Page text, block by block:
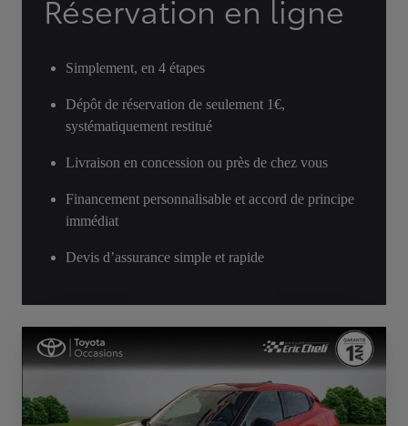
Réservation en ligne
Simplement, en 4 étapes
Dépôt de réservation de seulement 1€,
systématiquement restitué
Livraison en concession ou près de chez vous
Financement personnalisable et accord de principe
immédiat
Devis d’assurance simple et rapide